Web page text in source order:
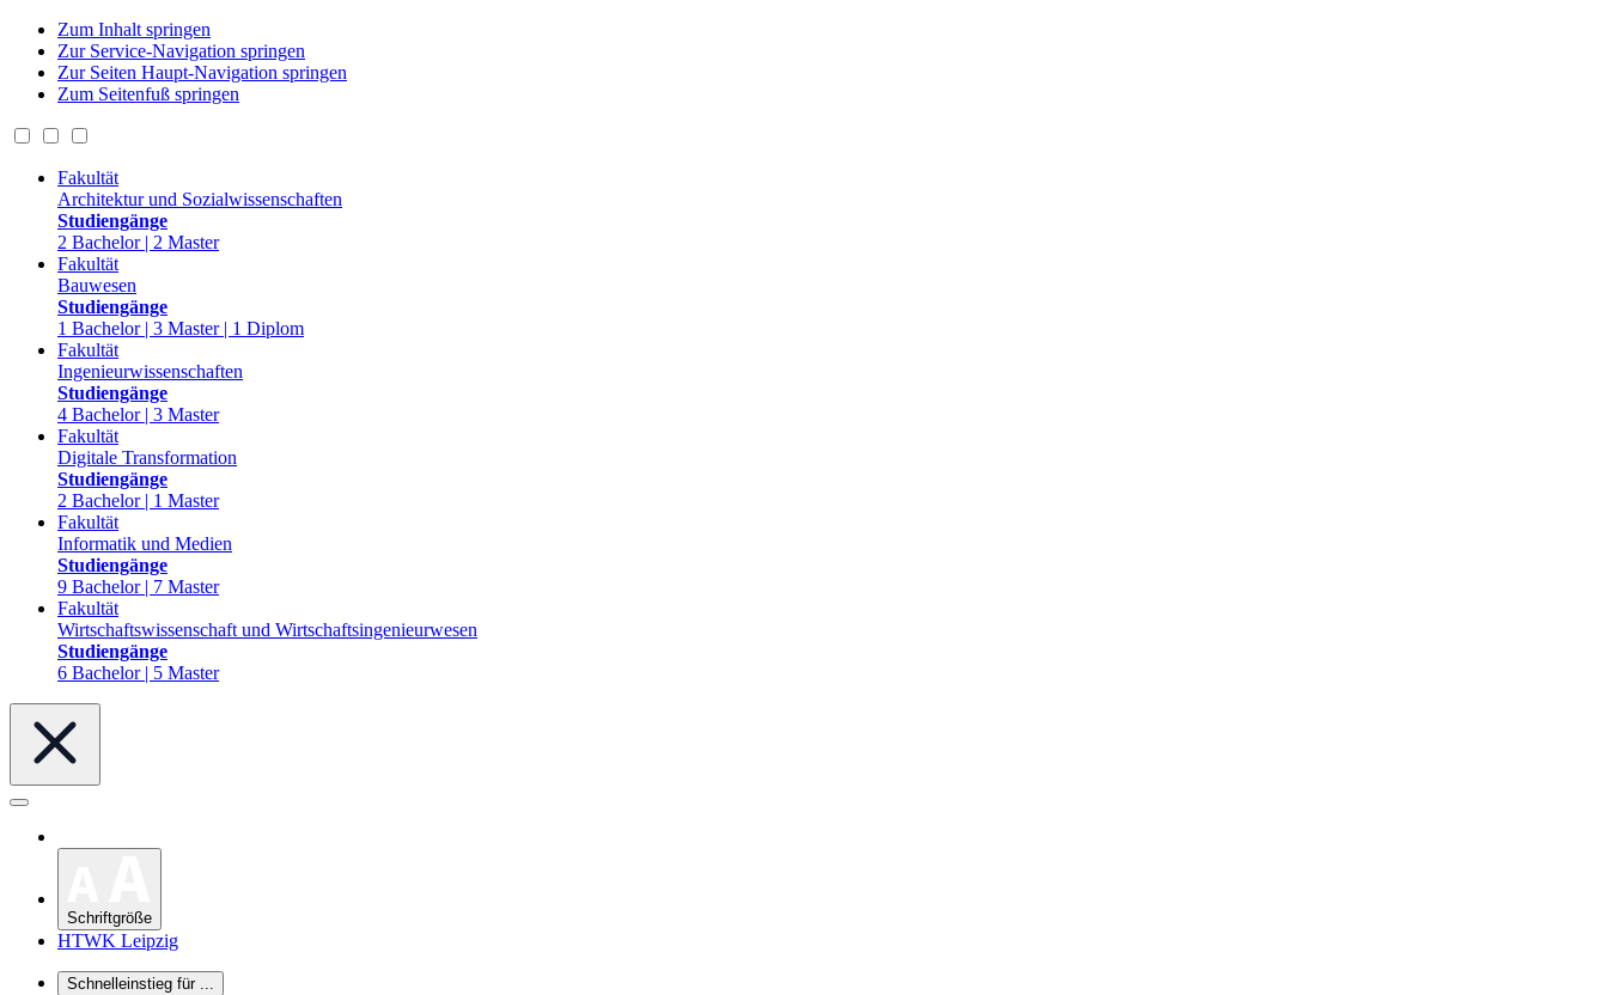
Zum Inhalt springen
Zur Service-Navigation springen
Zur Seiten Haupt-Navigation springen
Zum Seitenfuß springen
Fakultät
Architektur und Sozialwissenschaften
Studiengänge
2 Bachelor | 2 Master
Fakultät
Bauwesen
Studiengänge
1 Bachelor | 3 Master | 1 Diplom
Fakultät
Ingenieurwissenschaften
Studiengänge
4 Bachelor | 3 Master
Fakultät
Digitale Transformation
Studiengänge
2 Bachelor | 1 Master
Fakultät
Informatik und Medien
Studiengänge
9 Bachelor | 7 Master
Fakultät
Wirtschaftswissenschaft und Wirtschaftsingenieurwesen
Studiengänge
6 Bachelor | 5 Master
Schriftgröße
HTWK Leipzig
Schnelleinstieg für ...